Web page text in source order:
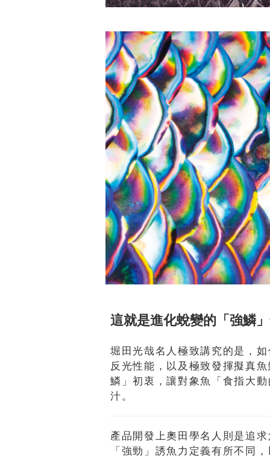
這就是進化蛻變的「強鱗
堀田光哉名人極致講究的是，
反光性能，以及極致發揮擬真
鱗」初衷，讓對象魚「食指大
汁。
產品開發上奧田學名人則是追
「強勁」誘魚力定義有所不同